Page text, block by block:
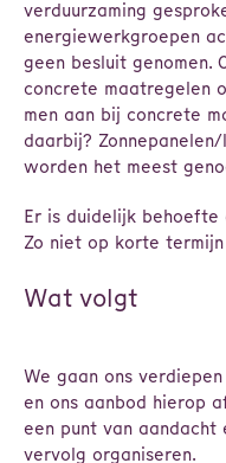
verduurzaming
energiewerkgroepen
geen besluit genomen.
concrete maatregelen
men aan bij concrete
daarbij?
worden het meest
Er is duidelijk
Zo niet op korte
Wat volgt
We gaan ons
en ons aanbod hierop
een punt van aandacht
vervolg organiseren.